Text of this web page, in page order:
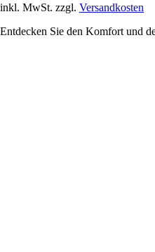
inkl. MwSt. zzgl. Versandkosten
Entdecken Sie den Komfort und